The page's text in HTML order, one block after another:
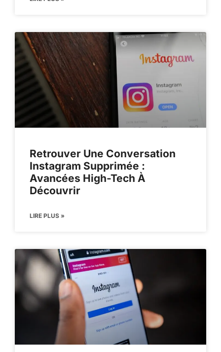
Retrouver Une Conversation
Instagram Supprimée :
Avancées High-Tech À
Découvrir
LIRE PLUS »